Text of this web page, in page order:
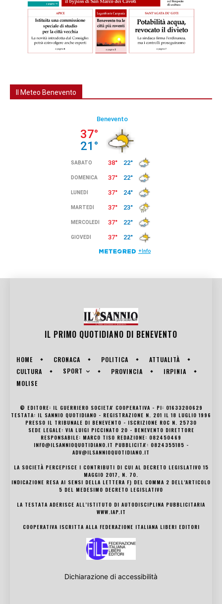
Il Meteo Benevento
IL PRIMO QUOTIDIANO DI BENEVENTO
HOME CRONACA POLITICA
ATTUALITÀ
CULTURA
SPORT PROVINCIA
IRPINIA
MOLISE
© EDITORE: IL GUERRIERO SOCIETA' COOPERATIVA - PI: 01633200629
TESTATA: IL SANNIO QUOTIDIANO - REGISTRAZIONE N. 201 IL 18 LUGLIO 1996
PRESSO IL TRIBUNALE DI BENEVENTO - ISCRIZIONE ROC N. 25730
SEDE LEGALE: VIA LUIGI PICCINATO 20 - BENEVENTO DIRETTORE
RESPONSABILE: MARCO TISO REDAZIONE: 082450469
INFO@ILSANNIOQUOTIDIANO.IT PUBBLICITA': 0824355185 -
ADV@ILSANNIOQUOTIDIANO.IT
LA SOCIETÀ PERCEPISCE I CONTRIBUTI DI CUI AL DECRETO LEGISLATIVO 15
MAGGIO 2017, N. 70.
INDICAZIONE RESA AI SENSI DELLA LETTERA F) DEL COMMA 2 DELL’ARTICOLO
5 DEL MEDESIMO DECRETO LEGISLATIVO
LA TESTATA ADERISCE ALL’ISTITUTO DI AUTODISCIPLINA PUBBLICITARIA
WWW.IAP.IT
COOPERATIVA ISCRITTA ALLA FEDERAZIONE ITALIANA LIBERI EDITORI
Dichiarazione di accessibilità